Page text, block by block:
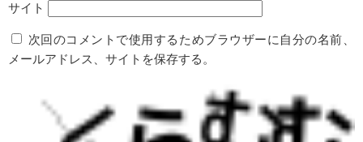
サイト
次回のコメントで使用するためブラウザーに自分の名前、
メールアドレス、サイトを保存する。